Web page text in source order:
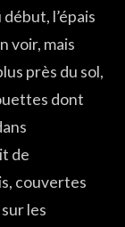
l’épais
voir, mais
près du sol,
dont
de
couvertes
les